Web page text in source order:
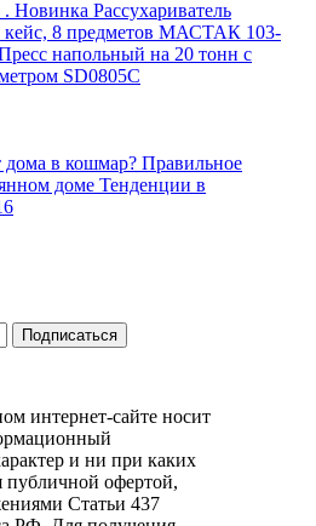
. Новинка Рассухариватель
кейс, 8 предметов МАСТАК 103-
напольный на 20 тонн с
SD0805C
дома в кошмар? Правильное
доме Тенденции в
Подписаться
интернет-сайте носит
и ни при каких
публичной офертой,
Статьи 437